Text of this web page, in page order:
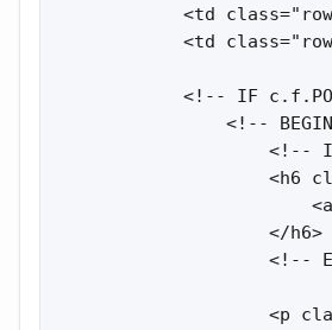
<td
<td
<!-- IF
<!--
<!--
<h6
                    </h6>
<!--
<p